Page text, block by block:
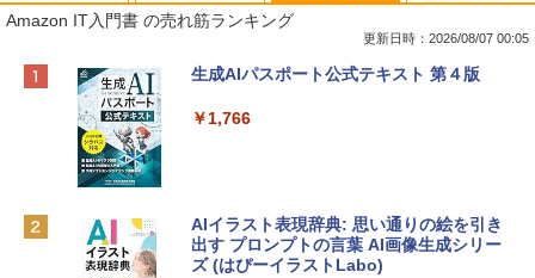
Apple 2026 MacBook Neo A18 Proチッ
e Intelligence、Liquid Retinaディスプ
￥162,598
Robloxギフトカード - 800 Robux 【限
インゲームコード】 ロブロックス | オン
Robloxギフトカード - 2,000 Robux 【限
定バーチャルアイテムを含む】 【オンラ
Amazon IT入門書 の売れ筋ランキング
更新日時：2026/08/07 00:05
生成AIパスポート公式テキスト 第４版
￥1,766
AIイラスト表現辞典: 思い通りの絵を引き
出す プロンプトの言葉 AI画像生成シリー
ズ (はぴーイラストLabo)